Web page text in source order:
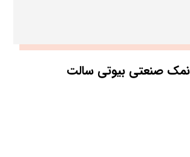
صنعتی بیوتی سالت